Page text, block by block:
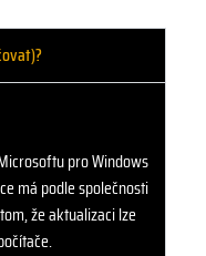
pro Windows
má podle společnosti
že aktualizaci lze